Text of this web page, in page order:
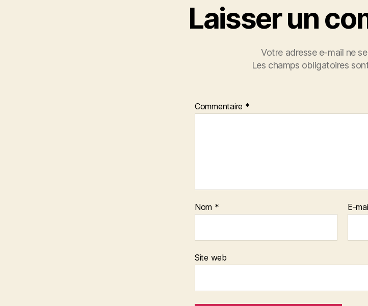
Laisser un
Votre adresse e-mail ne
Les champs obligatoires
Commentaire *
Nom * E-
Site web